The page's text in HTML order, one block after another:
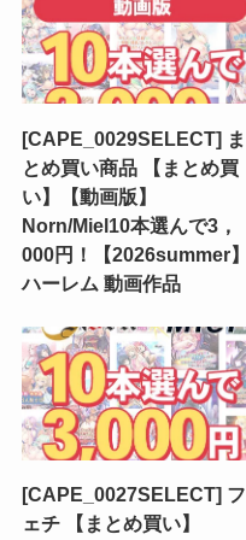
[CAPE_0029SELECT] ま
とめ買い商品 【まとめ買
い】【動画版】
Norn/Miel10本選んで3，
000円！【2026summer】
ハーレム 動画作品
[CAPE_0027SELECT] フ
ェチ 【まとめ買い】